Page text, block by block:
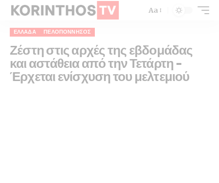
Aa
ΕΛΛΆΔΑ ΠΕΛΟΠΌΝΝΗΣΟΣ
Ζέστη στις αρχές της εβδομάδας
και αστάθεια από την Τετάρτη –
Έρχεται ενίσχυση του μελτεμιού